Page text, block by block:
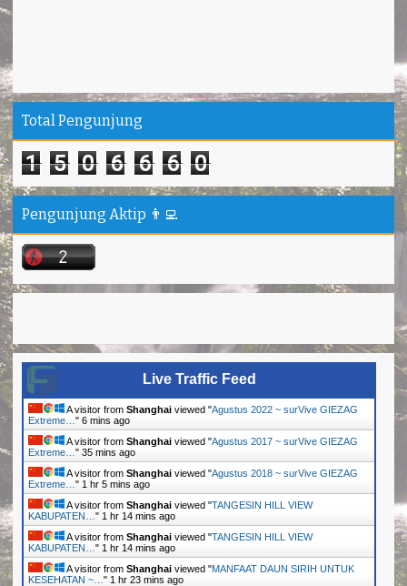
Total Pengunjung
1 5 0 6 6 6 0
Pengunjung Aktip 👨‍💻
Live Traffic Feed
A visitor from Shanghai viewed "Agustus 2022 ~ surVive GIEZAG
Extreme… " 6 mins ago
A visitor from Shanghai viewed "Agustus 2017 ~ surVive GIEZAG
Extreme… " 35 mins ago
A visitor from Shanghai viewed "Agustus 2018 ~ surVive GIEZAG
Extreme… " 1 hr 5 mins ago
A visitor from Shanghai viewed "TANGESIN HILL VIEW
KABUPATEN… " 1 hr 14 mins ago
A visitor from Shanghai viewed "TANGESIN HILL VIEW
KABUPATEN… " 1 hr 14 mins ago
A visitor from Shanghai viewed "MANFAAT DAUN SIRIH UNTUK
KESEHATAN ~… " 1 hr 23 mins ago